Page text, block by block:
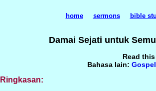
Damai Sejati untuk
Read
Bahasa lain:
Ringkasan:
home sermons bible